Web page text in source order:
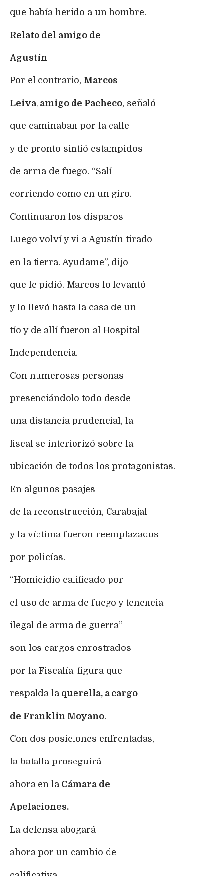
que había herido a un hombre.
Relato del amigo de
Agustín
Por el contrario, Marcos
Leiva, amigo de Pacheco, señaló
que caminaban por la calle
y de pronto sintió estampidos
de arma de fuego. “Salí
corriendo como en un giro.
Continuaron los disparos-
Luego volví y vi a Agustín tirado
en la tierra. Ayudame”, dijo
que le pidió. Marcos lo levantó
y lo llevó hasta la casa de un
tío y de allí fueron al Hospital
Independencia.
Con numerosas personas
presenciándolo todo desde
una distancia prudencial, la
fiscal se interiorizó sobre la
ubicación de todos los protagonistas.
En algunos pasajes
de la reconstrucción, Carabajal
y la víctima fueron reemplazados
por policías.
“Homicidio calificado por
el uso de arma de fuego y tenencia
ilegal de arma de guerra”
son los cargos enrostrados
por la Fiscalía, figura que
respalda laquerella, a cargo
de Franklin Moyano.
Con dos posiciones enfrentadas,
la batalla proseguirá
ahora en laCámara de
Apelaciones.
La defensa abogará
ahora por un cambio de